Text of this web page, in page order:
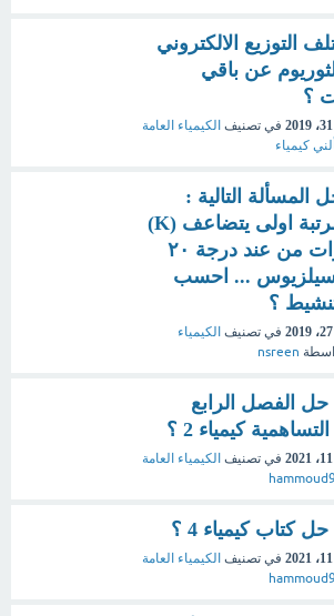
التوزيع الالكتروني
عن باقي
؟
في تصنيف الكيمياء العامة
كيمياء
التالية :
تفاعل مرتبة اولى يتضاعف (K)
ثلاث مرات من عند درجة ٢٠
٥٠ سيلزيوس ... احسب
؟
في تصنيف الكيمياء
nsreen
الفصل الرابع
كيمياء 2 ؟
في تصنيف الكيمياء العامة
كتاب كيمياء 4 ؟
في تصنيف الكيمياء العامة